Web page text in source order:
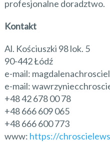
profesjonalne doradztwo.
Kontakt
Al. Kościuszki 98 lok. 5
90-442 Łódź
e-mail:
e-mail:
+48 42 678 00 78
+48 666 609 065
+48 666 600 773
www: https://